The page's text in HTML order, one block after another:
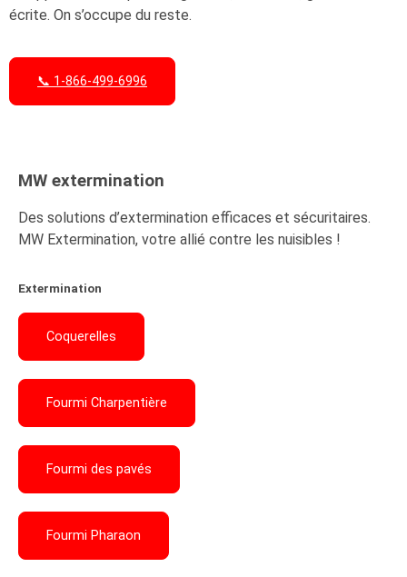
écrite. On s’occupe du reste.
📞 1-866-499-6996
MW extermination
Des solutions d’extermination efficaces et sécuritaires.
MW Extermination, votre allié contre les nuisibles !
Extermination
Coquerelles
Fourmi Charpentière
Fourmi des pavés
Fourmi Pharaon